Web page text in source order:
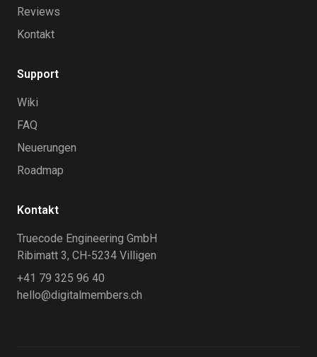
Reviews
Kontakt
Support
Wiki
FAQ
Neuerungen
Roadmap
Kontakt
Truecode Engineering GmbH
Ribimatt 3, CH-5234 Villigen
+41 79 325 96 40
hello@digitalmembers.ch